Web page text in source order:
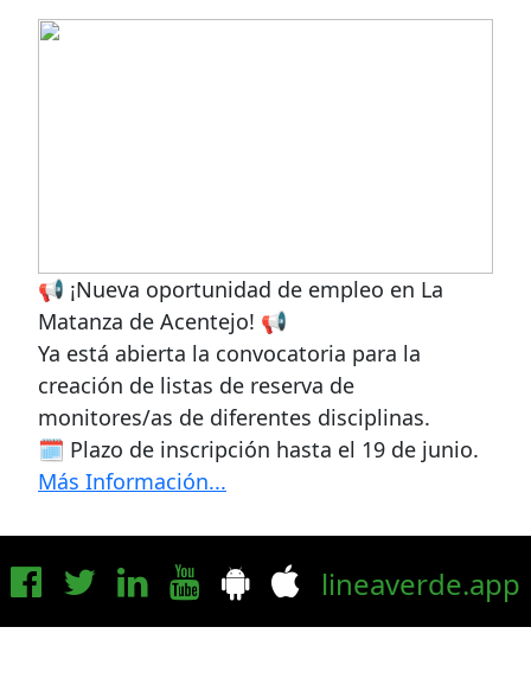
📢 ¡Nueva oportunidad de empleo en La
Matanza de Acentejo! 📢
Ya está abierta la convocatoria para la
creación de listas de reserva de
monitores/as de diferentes disciplinas.
🗓️ Plazo de inscripción hasta el 19 de junio.
Más Información...
lineaverde.app